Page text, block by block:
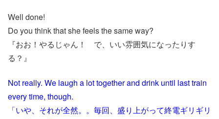
Well done!
Do you think that she feels the same way?
『おお！やるじゃん！ で、いい雰囲気になったりす
る？』
Not really. We laugh a lot together and drink until last train
every time, though.
「いや、それが全然。。毎回、盛り上がって終電ギリギリ